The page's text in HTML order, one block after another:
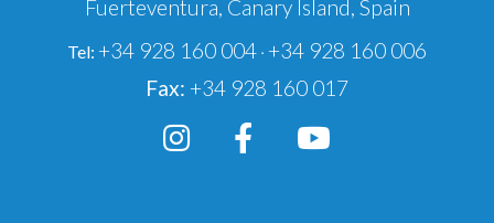
Fuerteventura, Canary Island, Spain
Tel: +34 928 160 004 · +34 928 160 006
Fax: +34 928 160 017